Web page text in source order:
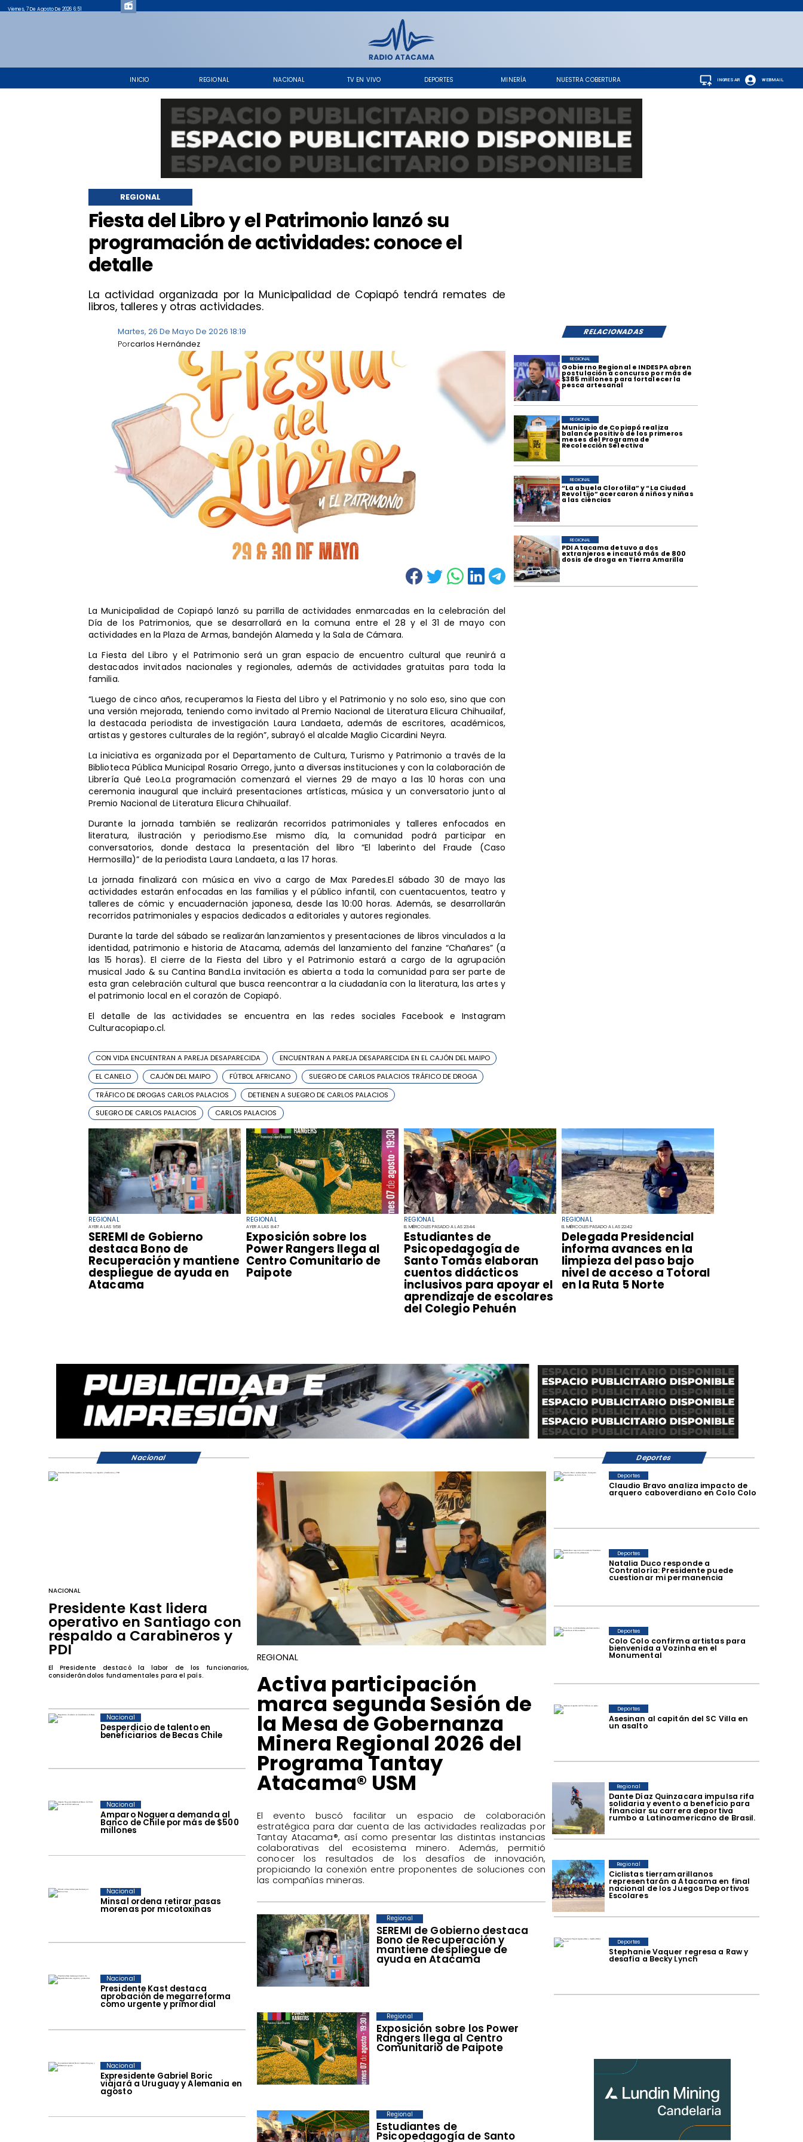
INICIO REGIONAL NACIONAL TV EN VIVO DEPORTES MINERÍA NUESTRA COBERTURA
Viernes, 7 De Agosto De 2026 6:51
WEBMAIL
INGRESAR
Fiesta del Libro y el Patrimonio lanzó su
programación de actividades: conoce el
detalle
La actividad organizada por la Municipalidad de Copiapó tendrá remates de
libros, talleres y otras actividades.
REGIONAL
RELACIONADAS
Martes, 26 De Mayo De 2026 18:19
carlos Hernández
Por
REGIONAL
AYER A LAS 9:58
SEREMI de Gobierno
destaca Bono de
Recuperación y mantiene
despliegue de ayuda en
Atacama
REGIONAL
AYER A LAS 8:47
​Exposición sobre los
Power Rangers llega al
Centro Comunitario de
Paipote
REGIONAL
EL MIÉRCOLES PASADO A LAS 23:44
​Estudiantes de
Psicopedagogía de
Santo Tomás elaboran
cuentos didácticos
inclusivos para apoyar el
aprendizaje de escolares
del Colegio Pehuén
REGIONAL
EL MIÉRCOLES PASADO A LAS 22:42
​Delegada Presidencial
informa avances en la
limpieza del paso bajo
nivel de acceso a Totoral
en la Ruta 5 Norte
​Gobierno Regional e INDESPA abren
postulación a concurso por más de
$385 millones para fortalecer la
pesca artesanal
REGIONAL
​Municipio de Copiapó realiza
balance positivo de los primeros
meses del Programa de
Recolección Selectiva
REGIONAL
​“La abuela Clorofila” y “La Ciudad
Revoltijo” acercaron a niños y niñas
a las ciencias
REGIONAL
​PDI Atacama detuvo a dos
extranjeros e incautó más de 800
dosis de droga en Tierra Amarilla
REGIONAL
La Municipalidad de Copiapó lanzó su parrilla de actividades enmarcadas en la celebración del
Día de los Patrimonios, que se desarrollará en la comuna entre el 28 y el 31 de mayo con
actividades en la Plaza de Armas, bandejón Alameda y la Sala de Cámara.
La Fiesta del Libro y el Patrimonio será un gran espacio de encuentro cultural que reunirá a
destacados invitados nacionales y regionales, además de actividades gratuitas para toda la
familia.
“Luego de cinco años, recuperamos la Fiesta del Libro y el Patrimonio y no solo eso, sino que con
una versión mejorada, teniendo como invitado al Premio Nacional de Literatura Elicura Chihuailaf,
la destacada periodista de investigación Laura Landaeta, además de escritores, académicos,
artistas y gestores culturales de la región”, subrayó el alcalde Maglio Cicardini Neyra.
La iniciativa es organizada por el Departamento de Cultura, Turismo y Patrimonio a través de la
Biblioteca Pública Municipal Rosario Orrego, junto a diversas instituciones y con la colaboración de
Librería Qué Leo.La programación comenzará el viernes 29 de mayo a las 10 horas con una
ceremonia inaugural que incluirá presentaciones artísticas, música y un conversatorio junto al
Premio Nacional de Literatura Elicura Chihuailaf.
Durante la jornada también se realizarán recorridos patrimoniales y talleres enfocados en
literatura, ilustración y periodismo.Ese mismo día, la comunidad podrá participar en
conversatorios, donde destaca la presentación del libro “El laberinto del Fraude (Caso
Hermosilla)” de la periodista Laura Landaeta, a las 17 horas.
La jornada finalizará con música en vivo a cargo de Max Paredes.El sábado 30 de mayo las
actividades estarán enfocadas en las familias y el público infantil, con cuentacuentos, teatro y
talleres de cómic y encuadernación japonesa, desde las 10:00 horas. Además, se desarrollarán
recorridos patrimoniales y espacios dedicados a editoriales y autores regionales.
Durante la tarde del sábado se realizarán lanzamientos y presentaciones de libros vinculados a la
identidad, patrimonio e historia de Atacama, además del lanzamiento del fanzine “Chañares” (a
las 15 horas). El cierre de la Fiesta del Libro y el Patrimonio estará a cargo de la agrupación
musical Jado & su Cantina Band.La invitación es abierta a toda la comunidad para ser parte de
esta gran celebración cultural que busca reencontrar a la ciudadanía con la literatura, las artes y
el patrimonio local en el corazón de Copiapó.
El detalle de las actividades se encuentra en las redes sociales Facebook e Instagram
Culturacopiapo.cl.
CON VIDA ENCUENTRAN A PAREJA DESAPARECIDA
ENCUENTRAN A PAREJA DESAPARECIDA EN EL CAJÓN DEL MAIPO
EL CANELO
CAJÓN DEL MAIPO FÚTBOL AFRICANO
SUEGRO DE CARLOS PALACIOS TRÁFICO DE DROGA
TRÁFICO DE DROGAS CARLOS PALACIOS
DETIENEN A SUEGRO DE CARLOS PALACIOS
SUEGRO DE CARLOS PALACIOS
CARLOS PALACIOS
Claudio Bravo analiza impacto de
arquero caboverdiano en Colo Colo
Deportes
Natalia Duco responde a
Contraloría: Presidente puede
cuestionar mi permanencia
Deportes
Colo Colo confirma artistas para
bienvenida a Vozinha en el
Monumental
Deportes
Asesinan al capitán del SC Villa en
un asalto
Deportes
Dante Díaz Quinzacara impulsa rifa
solidaria y evento a beneficio para
financiar su carrera deportiva
rumbo a Latinoamericano de Brasil.
Regional
​Ciclistas tierramarillanos
representarán a Atacama en final
nacional de los Juegos Deportivos
Escolares
Regional
Stephanie Vaquer regresa a Raw y
desafía a Becky Lynch
Deportes
Desperdicio de talento en
beneficiarios de Becas Chile
Nacional
Amparo Noguera demanda al
Banco de Chile por más de $500
millones
Nacional
Minsal ordena retirar pasas
morenas por micotoxinas
Nacional
Presidente Kast destaca
aprobación de megarreforma
como urgente y primordial
Nacional
Expresidente Gabriel Boric
viajará a Uruguay y Alemania en
agosto
Nacional
SEREMI de Gobierno destaca
Bono de Recuperación y
mantiene despliegue de
ayuda en Atacama
Regional
​Exposición sobre los Power
Rangers llega al Centro
Comunitario de Paipote
Regional
​Estudiantes de
Psicopedagogía de Santo
Regional
NACIONAL
Presidente Kast lidera
operativo en Santiago con
respaldo a Carabineros y
PDI
El Presidente destacó la labor de los funcionarios,
considerándolos fundamentales para el país.
REGIONAL
​Activa participación
marca segunda Sesión de
la Mesa de Gobernanza
Minera Regional 2026 del
Programa Tantay
Atacama® USM
​El evento buscó facilitar un espacio de colaboración
estratégica para dar cuenta de las actividades realizadas por
Tantay Atacama®, así como presentar las distintas instancias
colaborativas del ecosistema minero. Además, permitió
conocer los resultados de los desafíos de innovación,
propiciando la conexión entre proponentes de soluciones con
las compañías mineras.
Nacional Deportes